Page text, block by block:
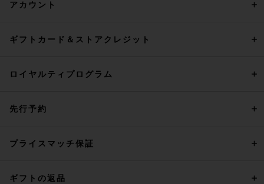
アカウント
ギフトカード＆ストアクレジット
ロイヤルティプログラム
先行予約
プライスマッチ保証
ギフトの返品